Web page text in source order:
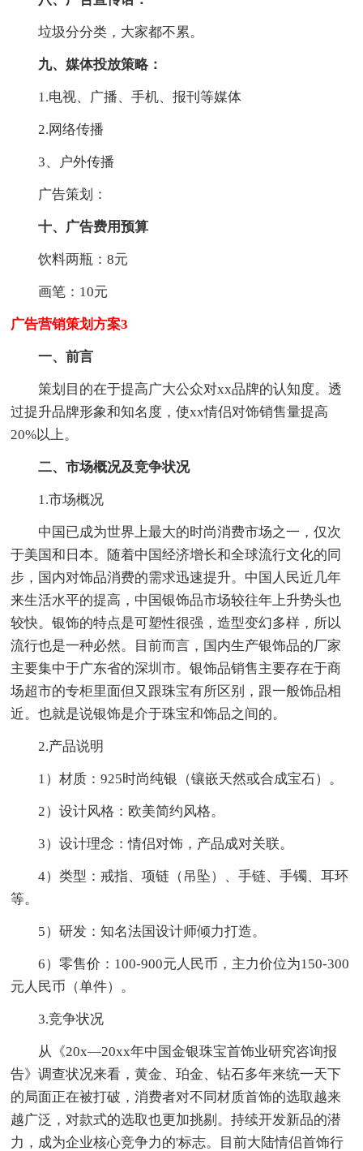
垃圾分分类，大家都不累。
九、媒体投放策略：
1.电视、广播、手机、报刊等媒体
2.网络传播
3、户外传播
广告策划：
十、广告费用预算
饮料两瓶：8元
画笔：10元
广告营销策划方案3
一、前言
策划目的在于提高广大公众对xx品牌的认知度。透
过提升品牌形象和知名度，使xx情侣对饰销售量提高
20%以上。
二、市场概况及竞争状况
1.市场概况
中国已成为世界上最大的时尚消费市场之一，仅次
于美国和日本。随着中国经济增长和全球流行文化的同
步，国内对饰品消费的需求迅速提升。中国人民近几年
来生活水平的提高，中国银饰品市场较往年上升势头也
较快。银饰的特点是可塑性很强，造型变幻多样，所以
流行也是一种必然。目前而言，国内生产银饰品的厂家
主要集中于广东省的深圳市。银饰品销售主要存在于商
场超市的专柜里面但又跟珠宝有所区别，跟一般饰品相
近。也就是说银饰是介于珠宝和饰品之间的。
2.产品说明
1）材质：925时尚纯银（镶嵌天然或合成宝石）。
2）设计风格：欧美简约风格。
3）设计理念：情侣对饰，产品成对关联。
4）类型：戒指、项链（吊坠）、手链、手镯、耳环
等。
5）研发：知名法国设计师倾力打造。
6）零售价：100-900元人民币，主力价位为150-300
元人民币（单件）。
3.竞争状况
从《20x—20xx年中国金银珠宝首饰业研究咨询报
告》调查状况来看，黄金、珀金、钻石多年来统一天下
的局面正在被打破，消费者对不同材质首饰的选取越来
越广泛，对款式的选取也更加挑剔。持续开发新品的潜
力，成为企业核心竞争力的'标志。目前大陆情侣首饰行